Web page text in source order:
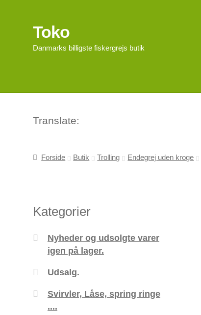
Spring
til
navigation
Spring
til
indhold
Toko
Danmarks billigste fiskergrejs butik
Translate:
Forside Butik Trolling Endegrej uden kroge
Kategorier
Nyheder og udsolgte varer
igen på lager.
Udsalg.
Svirvler, Låse, spring ringe
....